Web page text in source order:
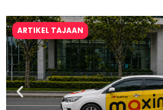
ARTIKEL TAJAAN